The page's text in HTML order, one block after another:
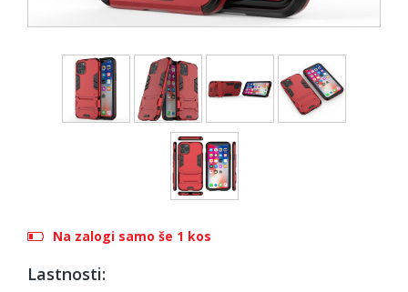
Na zalogi samo še 1 kos
Lastnosti: